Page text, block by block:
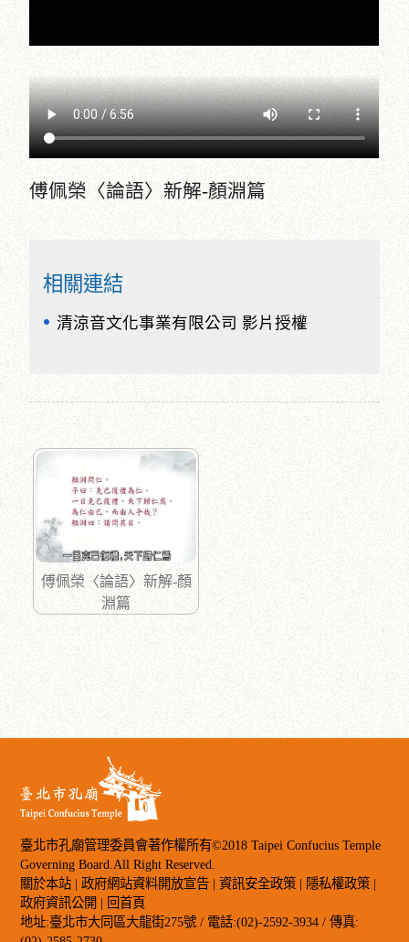
傅佩榮〈論語〉新解-顏淵篇
相關連結
清涼音文化事業有限公司 影片授權
傅佩榮〈論語〉新解-顏
淵篇
臺北市孔廟管理委員會著作權所有©2018 Taipei Confucius Temple
Governing Board.All Right Reserved.
關於本站 | 政府網站資料開放宣告 |資訊安全政策 | 隱私權政策 |
政府資訊公開 | 回首頁
地址:臺北市大同區大龍街275號 / 電話:(02)-2592-3934 / 傳真: